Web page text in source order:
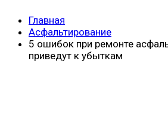
Главная
Асфальтирование
5 ошибок при ремонте
приведут к убыткам